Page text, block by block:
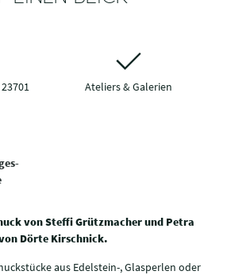
Ateliers & Galerien
von Steffi Grützmacher und Petra
Dörte Kirschnick.
aus Edelstein-, Glasperlen oder